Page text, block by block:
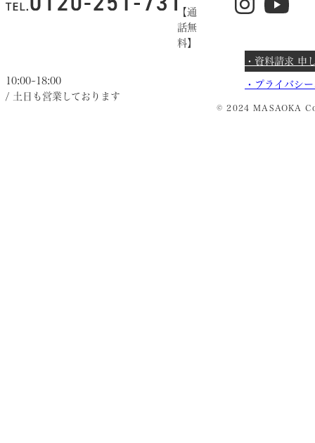
【通
話無
料】
10:00~18:00
/ 土日も営業しております
・資料請求 申
・ プライバシ
© 2024 MASAOKA